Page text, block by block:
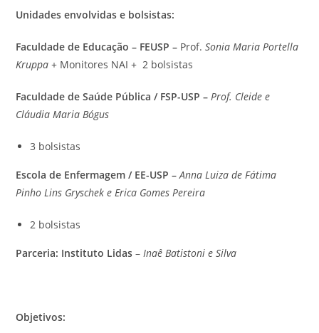
Unidades envolvidas e bolsistas:
Faculdade de Educação – FEUSP – Prof.Sonia Maria Portella
Kruppa+ Monitores NAI + 2 bolsistas
Faculdade de Saúde Pública / FSP-USP –Prof. Cleide e
Cláudia Maria Bógus
3 bolsistas
Escola de Enfermagem / EE-USP –Anna Luiza de Fátima
Pinho Lins Gryschek e Erica Gomes Pereira
2 bolsistas
Parceria: Instituto Lidas–Inaê Batistoni e Silva
Objetivos: